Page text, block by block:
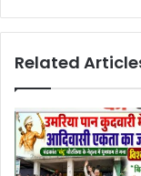
Related